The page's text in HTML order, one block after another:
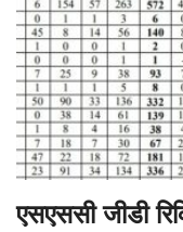
एसएससी जीडी